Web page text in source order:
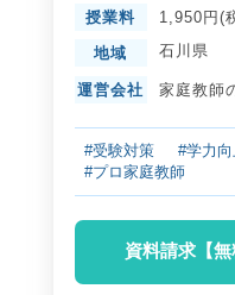
授業料 1,950円(
地域 石川県
運営会社 家庭教師
#受験対策 #学力向
#プロ家庭教師
資料請求【無